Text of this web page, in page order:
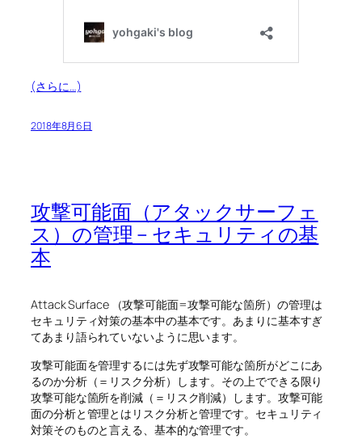
(さらに…)
2018年8月6日
攻撃可能面（アタックサーフェ
ス）の管理 – セキュリティの基
本
Attack Surface （攻撃可能面=攻撃可能な箇所）の管理は
セキュリティ対策の基本中の基本です。あまりに基本すぎ
てあまり語られていないように思います。
攻撃可能面を管理するには先ず攻撃可能な箇所がどこにあ
るのか分析（＝リスク分析）します。その上でできる限り
攻撃可能な箇所を削減（＝リスク削減）します。攻撃可能
面の分析と管理とはリスク分析と管理です。セキュリティ
対策そのものと言える、基本的な管理です。